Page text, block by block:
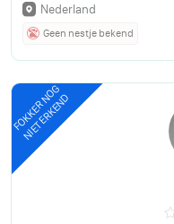
Nederland
Geen nestje bekend
FOKKER NOG
NIET ERKEND